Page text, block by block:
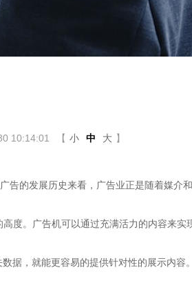
10:14:01 【 小 中 大 】
的发展历史来看，广告业正是随着媒介
度。广告机可以通过充满活力的内容来实
据，就能更容易的提供针对性的展示内容